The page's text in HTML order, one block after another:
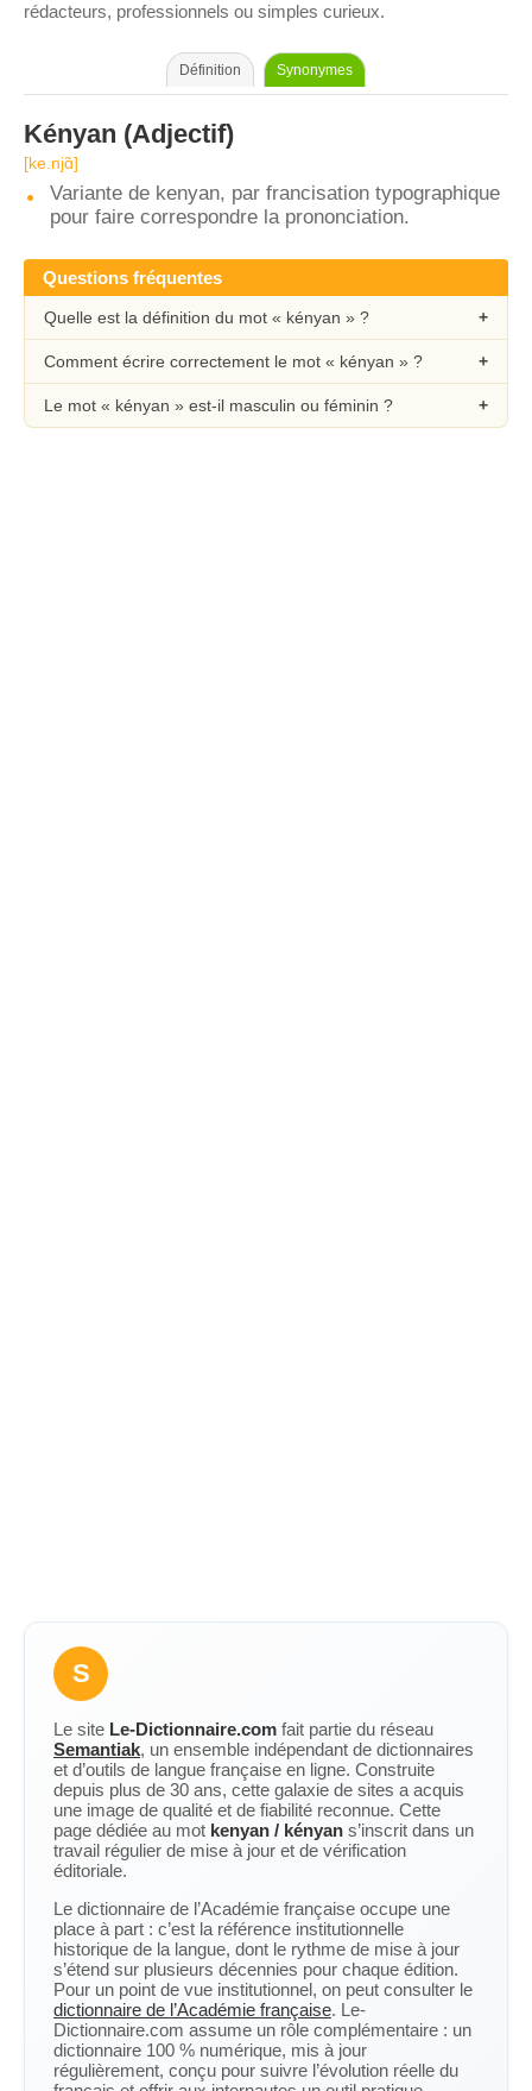
rédacteurs, professionnels ou simples curieux.
Définition Synonymes
Kényan (Adjectif)
[ke.njɑ̃]
Variante de kenyan, par francisation typographique
pour faire correspondre la prononciation.
Questions fréquentes
Quelle est la définition du mot « kényan » ?
Comment écrire correctement le mot « kényan » ?
Le mot « kényan » est-il masculin ou féminin ?
S
Le site Le-Dictionnaire.com fait partie du réseau
Semantiak, un ensemble indépendant de dictionnaires
et d’outils de langue française en ligne. Construite
depuis plus de 30 ans, cette galaxie de sites a acquis
une image de qualité et de fiabilité reconnue. Cette
page dédiée au mot kenyan / kényan s’inscrit dans un
travail régulier de mise à jour et de vérification
éditoriale.
Le dictionnaire de l’Académie française occupe une
place à part : c’est la référence institutionnelle
historique de la langue, dont le rythme de mise à jour
s’étend sur plusieurs décennies pour chaque édition.
Pour un point de vue institutionnel, on peut consulter le
dictionnaire de l’Académie française. Le-
Dictionnaire.com assume un rôle complémentaire : un
dictionnaire 100 % numérique, mis à jour
régulièrement, conçu pour suivre l’évolution réelle du